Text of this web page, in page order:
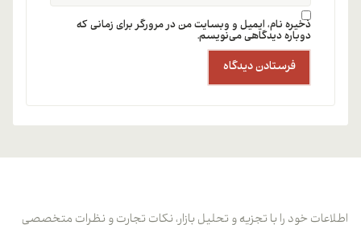
ذخیره نام، ایمیل و وبسایت من در مرورگر برای زمانی که
دوباره دیدگاهی می‌نویسم.
اطلاعات خود را با تجزیه و تحلیل بازار، نکات تجارت و نظرات متخصصی